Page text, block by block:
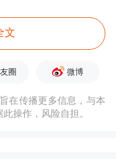
基本面上今天
，包括主要的
GDP同比增长
增长10.3%，两
文
圈 微博
在传播更多信息，与本
操作，风险自担。